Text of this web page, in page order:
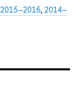
2015–2016, 2014–